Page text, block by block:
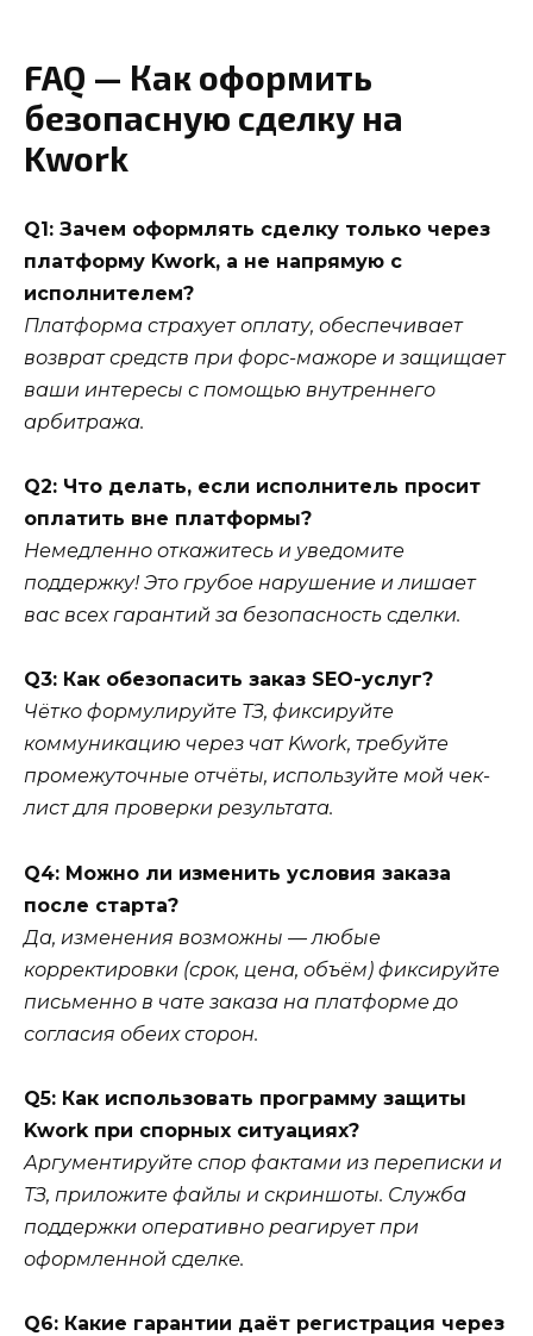
FAQ — Как оформить
безопасную сделку на
Kwork
Q1: Зачем оформлять сделку только через
платформу Kwork, а не напрямую с
исполнителем?
Платформа страхует оплату, обеспечивает
возврат средств при форс-мажоре и защищает
ваши интересы с помощью внутреннего
арбитража.
Q2: Что делать, если исполнитель просит
оплатить вне платформы?
Немедленно откажитесь и уведомите
поддержку! Это грубое нарушение и лишает
вас всех гарантий за безопасность сделки.
Q3: Как обезопасить заказ SEO-услуг?
Чётко формулируйте ТЗ, фиксируйте
коммуникацию через чат Kwork, требуйте
промежуточные отчёты, используйте мой чек-
лист для проверки результата.
Q4: Можно ли изменить условия заказа
после старта?
Да, изменения возможны — любые
корректировки (срок, цена, объём) фиксируйте
письменно в чате заказа на платформе до
согласия обеих сторон.
Q5: Как использовать программу защиты
Kwork при спорных ситуациях?
Аргументируйте спор фактами из переписки и
ТЗ, приложите файлы и скриншоты. Служба
поддержки оперативно реагирует при
оформленной сделке.
Q6: Какие гарантии даёт регистрация через